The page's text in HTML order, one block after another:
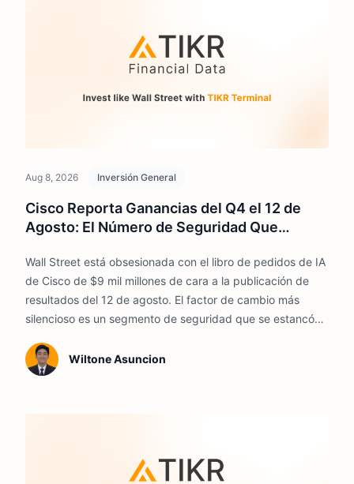
Aug 8, 2026 Inversión General
Cisco Reporta Ganancias del Q4 el 12 de
Agosto: El Número de Seguridad Que
Wall Street está obsesionada con el libro de pedidos de IA
de Cisco de $9 mil millones de cara a la publicación de
resultados del 12 de agosto. El factor de cambio más
silencioso es un segmento de seguridad que se estancó
previsiones de la dirección para cerrar el año acercándose
a un crecimiento orgánico de dos dígitos.
Wiltone Asuncion